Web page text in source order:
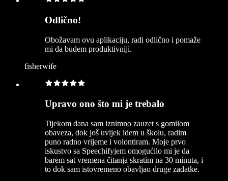
Odlično!
Obožavam ovu aplikaciju, radi odlično i pomaže
mi da budem produktivniji.
fisherwife
Upravo ono što mi je trebalo
Tijekom dana sam iznimno zauzet s gomilom
obaveza, dok još uvijek idem u školu, radim
puno radno vrijeme i volontiram. Moje prvo
iskustvo sa Speechifyjem omogućilo mi je da
barem sat vremena čitanja skratim na 30 minuta, i
to dok sam istovremeno obavljao druge zadatke.